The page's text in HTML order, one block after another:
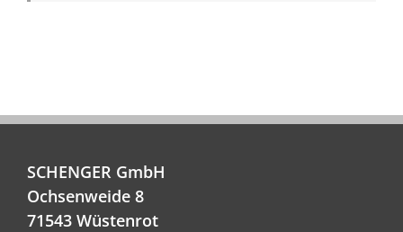
SCHENGER GmbH
Ochsenweide 8
71543 Wüstenrot